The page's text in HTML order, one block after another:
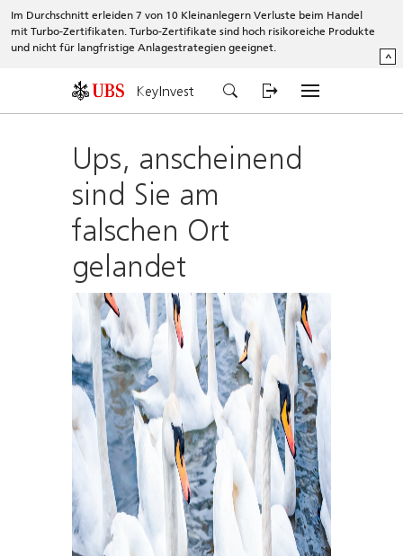
Im Durchschnitt erleiden 7 von 10 Kleinanlegern Verluste beim Handel
mit Turbo-Zertifikaten. Turbo-Zertifikate sind hoch risikoreiche Produkte
und nicht für langfristige Anlagestrategien geeignet.
^
KeyInvest
Ups, anscheinend
sind Sie am
falschen Ort
gelandet